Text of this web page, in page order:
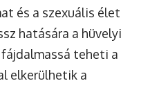
és a szexuális élet
hatására a hüvelyi
teheti a
elkerülhetik a